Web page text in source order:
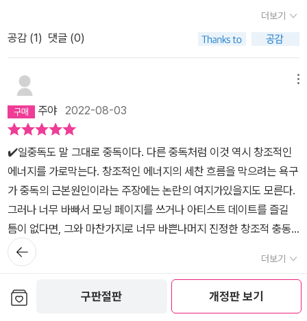
구판절판 개정판 보기
정신 나간 소리가 아니라면 나는 ( 책 )을 만들거나 쓸 것이다. 15. 부
모님은 아티스트를 (멋지다, 부럽다)라고 생각한다. 16. 나의 신은 아
티스트를 ( )라고 생각한다.17. 창조성 회복이 두려운 것은 (나의 용
기없음 )때문이다. 18. 자신을 믿는 법을 배운다는 것은 아마 ( )일
것이다. 19. 나를 가장 기운 나게 하는 음악은 (경쾌한 경음악)이다. 2
0. 내가 좋아하는 패션 스타일은 (커리어우먼룩)이다. 그냥 지금 생각
나는 대로 적어봤는데, 딱히 떠오르지 않는 것도 있다. 여기 매주 나오
는 과제들 중에는 옷장을 정리하게 하는 것도 있다. 계절이 바뀔 때마
다 옷장을 정리하지만, 역시나 나도 제대로 정리를 못한다. 버릴 것은
과감히 버려야 하는데, 못버리는 것이 태반이다. 이에 대한 저자의 설
명. p.156 낡고 쓸모없는 것들을 치우고 자신에게 어울리는 새로운
것들을 위해 길을 터주는 것이다. 초라하고 낡은 옷으로 가득 찬 옷장
에는 새 옷이 들어갈 자리가 없다. 언젠가 필요할까 봐 버리지 못한 잡
동사니들이 널려 있는 집에는 오늘 당신의 삶의 질을 높여줄 것들이
들어설 공간이 없다. p160-161 묻어둔 꿈을 찾는 연습1. 재미있을
것 같은 취미를 다섯 가지 적는다. 2. 재미있을 것 같은 강좌를 다섯
에게 필요한 것은 이런 훈련보다는 열정이다. 열정은 감정적인 문제
가 아니다. 그것은 창조적인 과정에 대한 정신적인 동의이자 애정 어
창조성 회복의 역설이다. 우리는 노는 법을 배워야 한다. 창조성은 특
별한 예술이라는 좁은 한계에서 벗어나 훨씬 광범위한 놀이로 인식되
어야 한다.성장이란 왔던 길을 겹쳐 밟으며 재평가하고 재편성하는
나선형의 과정이다.
좋아하고 즐긴다. 결론. 이 책의 가장 중요한 포인트를 어겼고 그래서
인지 나와는 맞지 않는 방식일 거라는 생각도 들었다. 또한 왜 그 많은
직업 중에 예술가여야 하는지. 환상과 착각으로 현실에는 예술가가
넘쳐나고 소수 20% 안짝의 빛을 본 예술가가 독식하며 우월주의는
사는 이는 적고 쓰는 사람은 넘쳐난다.예술가의 시대는 지났다. 모두
가 예술을 하고 예술적인 삶을 사는 시대다. 특별한 걸 하는 게 예술이
라면 이 책은 매우 성공적이다. 하지만 재능과 노력이나 운 환경 등등
의 조건없이 환상을 품게할 ｀긍정의 배신｀쪽이라면 이 책은 나쁘
다. 물론 글쓰기는 나에게 즐거움과 위안 그리고 휴식을 준다. 글쓰기
는 나는 드러내는 방식이고 안식처다. 나는 글쓰기를 읽기만큼 사랑
한다. 내가 아주 긍정적이고 희망적으로 만일 작가가 된다면 이 책 덕
분일 것이다. 물론 나에게 그럴 일은 없겠지만....
더보기
공감 (1) 댓글 (0)
주야2022-08-03
✔️일중독도 말 그대로 중독이다. 다른 중독처럼 이것 역시 창조적인
에너지를 가로막는다. 창조적인 에너지의 세찬 흐름을 막으려는 욕구
가 중독의 근본원인이라는 주장에는 논란의 여지가있을지도 모른다.
그러나 너무 바빠서 모닝 페이지를 쓰거나 아티스트 데이트를 즐길
틈이 없다면, 그와 마찬가지로 너무 바쁜나머지 진정한 창조적 충동
에도 귀 기울일 수 없을 것이다.자신을 합리화하는 핑계를 없애려면
최저선을 정해두는 것이좋다. 각자 최저선은 다르겠지만, 절대로 해
서는 안 될 행동을분명하게 구체적으로 언급해두어야 한다. 이렇게
특정한 행동을 설정해두면, 모호하고 일반적인 결심을 했을 때보다
더보기
뒤로가
기